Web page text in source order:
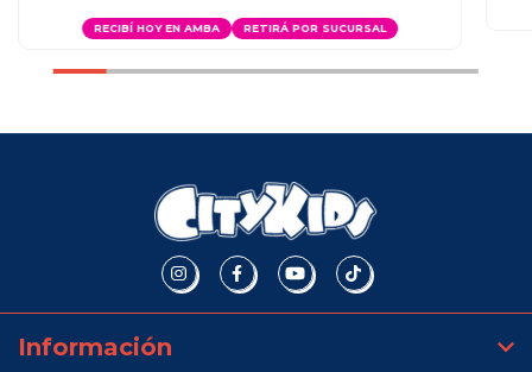
RECIBÍ HOY EN AMBA RETIRÁ POR SUCURSAL
Información